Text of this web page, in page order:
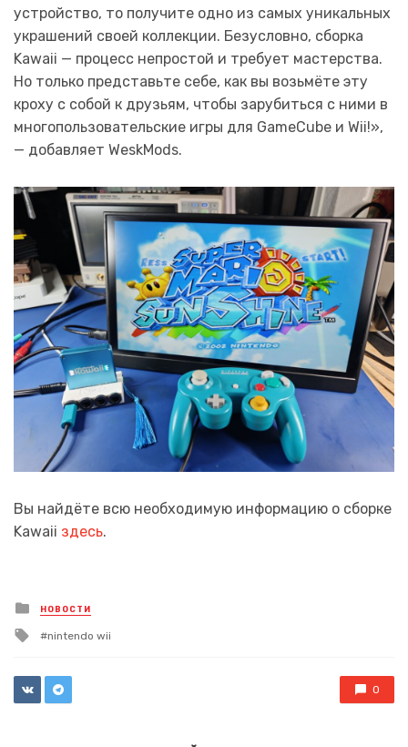
устройство, то получите одно из самых уникальных
украшений своей коллекции. Безусловно, сборка
Kawaii — процесс непростой и требует мастерства.
Но только представьте себе, как вы возьмёте эту
кроху с собой к друзьям, чтобы зарубиться с ними в
многопользовательские игры для GameCube и Wii!»,
— добавляет WeskMods.
Вы найдёте всю необходимую информацию о сборке
Kawaii здесь.
Posted
in
НОВОСТИ
Tagged
nintendo wii
0